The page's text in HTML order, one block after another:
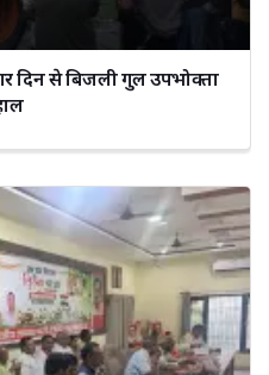
दिन से बिजली गुल उपभोक्ता